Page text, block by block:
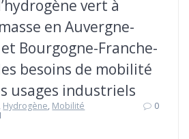
vert à
en Auvergne-
Bourgogne-Franche-
besoins de mobilité
usages industriels
Hydrogène, Mobilité
0